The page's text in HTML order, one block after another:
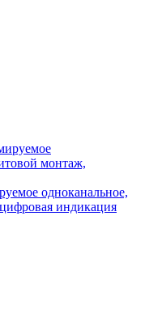
одноканальное,
индикация